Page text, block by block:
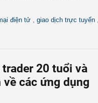
điện tử giao dịch trực tuyến
20 tuổi và
các ứng dụng